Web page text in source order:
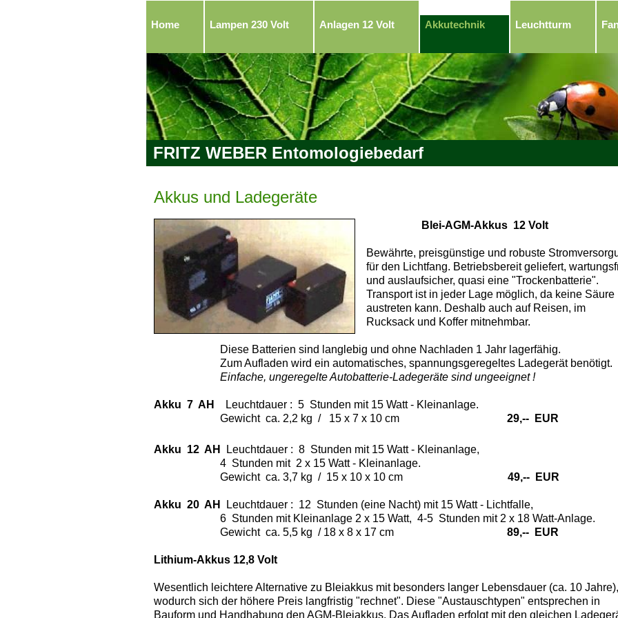
Home Lampen 230 Volt Anlagen 12 Volt Akkutechnik Leuchtturm
FRITZ WEBER Entomologiebedarf
Akkus und Ladegeräte
Blei-AGM-Akkus 12 Volt
Bewährte, preisgünstige und robuste
für den Lichtfang. Betriebsbereit geliefert,
und auslaufsicher, quasi eine "Trockenbatterie".
Transport ist in jeder Lage möglich, da keine Säure
austreten kann. Deshalb auch auf Reisen, im
Rucksack und Koffer mitnehmbar.
Diese Batterien sind langlebig und ohne Nachladen 1 Jahr lagerfähig.
Zum Aufladen wird ein automatisches, spannungsgeregeltes Ladegerät benötigt.
Einfache, ungeregelte Autobatterie-Ladegeräte sind ungeeignet !
Akku 7 AH
Leuchtdauer : 5 Stunden mit 15 Watt - Kleinanlage.
Gewicht ca. 2,2 kg / 15 x 7 x 10 cm 29,-- EUR
Akku 12 AH
Leuchtdauer : 8 Stunden mit 15 Watt - Kleinanlage,
4 Stunden mit 2 x 15 Watt - Kleinanlage.
Gewicht ca. 3,7 kg / 15 x 10 x 10 cm 49,-- EUR
Akku 20 AH
Leuchtdauer : 12 Stunden (eine Nacht) mit 15 Watt - Lichtfalle,
6 Stunden mit Kleinanlage 2 x 15 Watt, 4-5 Stunden mit 2 x 18 Watt-Anlage.
Gewicht ca. 5,5 kg / 18 x 8 x 17 cm 89,-- EUR
Lithium-Akkus 12,8 Volt
Wesentlich leichtere Alternative zu Bleiakkus mit besonders langer Lebensdauer (ca. 10 Jahre),
wodurch sich der höhere Preis langfristig "rechnet". Diese "Austauschtypen" entsprechen in
Bauform und Handhabung den AGM-Bleiakkus. Das Aufladen erfolgt mit den gleichen